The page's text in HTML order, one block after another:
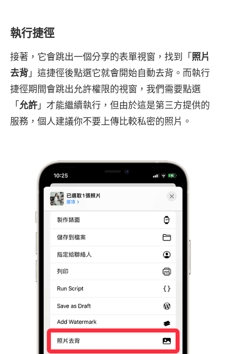
執行捷徑
接著，它會跳出一個分享的表單視窗，找到「 照片
去背 」這捷徑後點選它就會開始自動去背。而執行
捷徑期間會跳出允許權限的視窗，我們需要點選
「 允許 」才能繼續執行，但由於這是第三方提供的
服務，個人建議你不要上傳比較私密的照片。